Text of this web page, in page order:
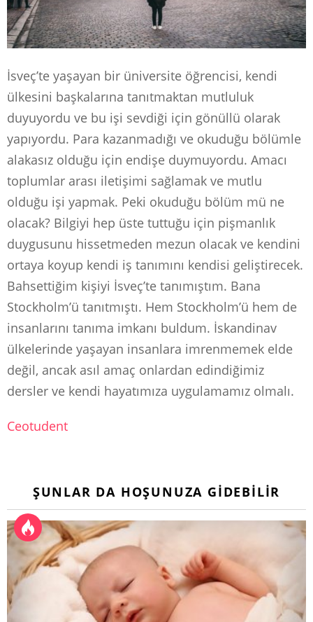
İsveç’te yaşayan bir üniversite öğrencisi, kendi
ülkesini başkalarına tanıtmaktan mutluluk
duyuyordu ve bu işi sevdiği için gönüllü olarak
yapıyordu. Para kazanmadığı ve okuduğu bölümle
alakasız olduğu için endişe duymuyordu. Amacı
toplumlar arası iletişimi sağlamak ve mutlu
olduğu işi yapmak. Peki okuduğu bölüm mü ne
olacak? Bilgiyi hep üste tuttuğu için pişmanlık
duygusunu hissetmeden mezun olacak ve kendini
ortaya koyup kendi iş tanımını kendisi geliştirecek.
Bahsettiğim kişiyi İsveç’te tanımıştım. Bana
Stockholm’ü tanıtmıştı. Hem Stockholm’ü hem de
insanlarını tanıma imkanı buldum. İskandinav
ülkelerinde yaşayan insanlara imrenmemek elde
değil, ancak asıl amaç onlardan edindiğimiz
dersler ve kendi hayatımıza uygulamamız olmalı.
Ceotudent
ŞUNLAR DA HOŞUNUZA GIDEBILIR